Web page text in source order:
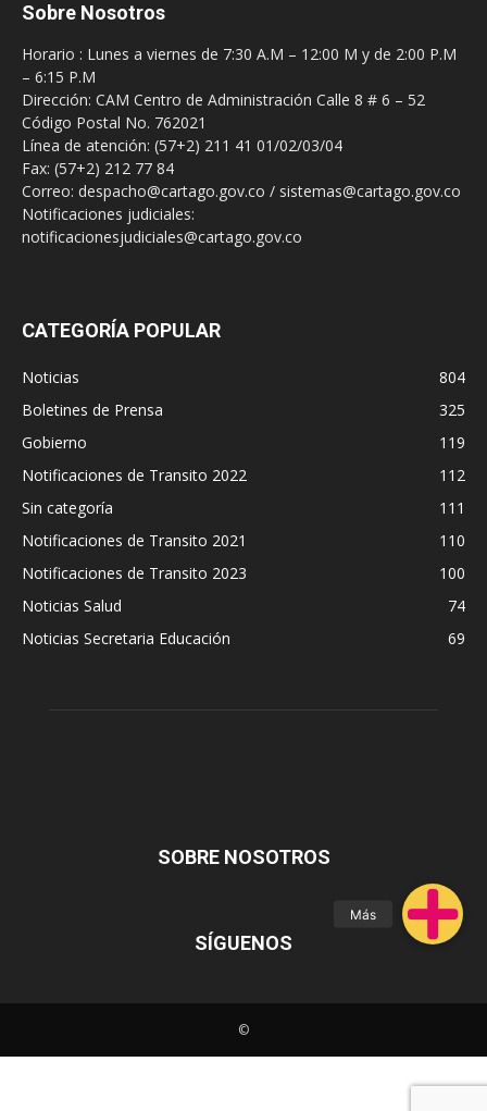
Sobre Nosotros
Horario : Lunes a viernes de 7:30 A.M – 12:00 M y de 2:00 P.M
– 6:15 P.M
Dirección: CAM Centro de Administración Calle 8 # 6 – 52
Código Postal No. 762021
Línea de atención: (57+2) 211 41 01/02/03/04
Fax: (57+2) 212 77 84
Correo: despacho@cartago.gov.co / sistemas@cartago.gov.co
Notificaciones judiciales:
notificacionesjudiciales@cartago.gov.co
CATEGORÍA POPULAR
Noticias
804
Boletines de Prensa
325
Gobierno
119
Notificaciones de Transito 2022
112
Sin categoría
111
Notificaciones de Transito 2021
110
Notificaciones de Transito 2023
100
Noticias Salud
74
Noticias Secretaria Educación
69
SOBRE NOSOTROS
SÍGUENOS
©